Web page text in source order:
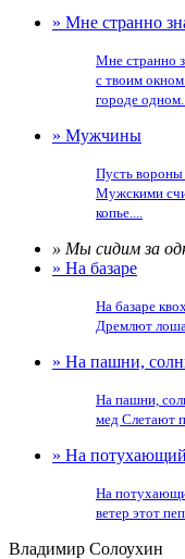
» Мне странно
Мне странно
с твоим
городе
» Мужчины
Пусть вороны
Мужскими
копье....
» Мы сидим за
» На базаре
На базаре
Дремлют
» На пашни,
На пашни,
мед Слетают
» На потухающий
На
ветер этот
Владимир Солоухин